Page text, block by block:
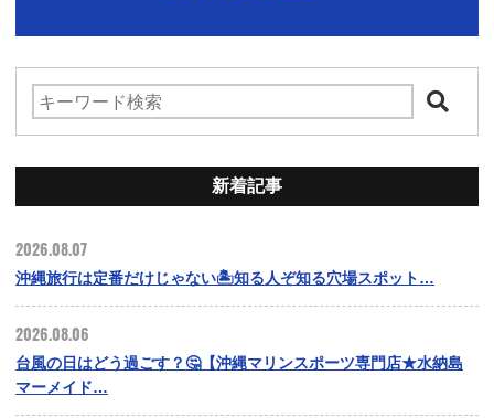
新着記事
2026.08.07
沖縄旅行は定番だけじゃない🏝️知る人ぞ知る穴場スポット…
2026.08.06
台風の日はどう過ごす？🤔【沖縄マリンスポーツ専門店★水納島
マーメイド…